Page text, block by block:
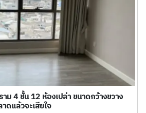
ม 4 ชั้น 12 ห้องเปล่า ขนาดกว้างขวาง
ดแล้วจะเสียใจ